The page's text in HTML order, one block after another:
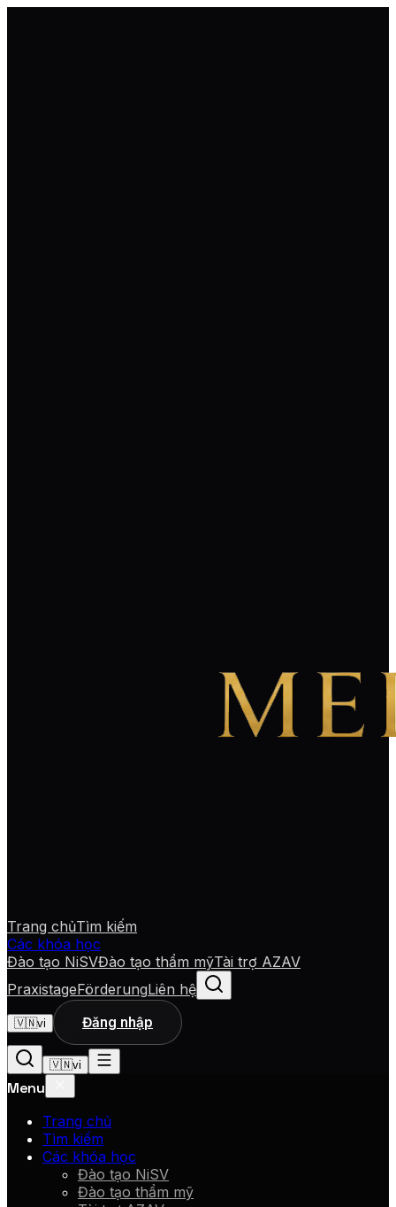
Trang chủTìm kiếm
Các khóa học
Đào tạo NiSVĐào tạo thẩm mỹTài trợ AZAV
PraxistageFörderungLiên hệ
🇻🇳vi Đăng nhập
🇻🇳vi
Menu
Trang chủ
Tìm kiếm
Các khóa học
Đào tạo NiSV
Đào tạo thẩm mỹ